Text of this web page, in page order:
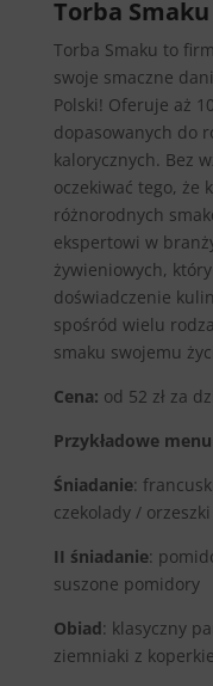
Torba Smaku
Torba Smaku to
swoje smaczne
Polski! Oferuje aż
dopasowanych do
kalorycznych. Bez
oczekiwać tego, że
różnorodnych
ekspertowi w
żywieniowych,
doświadczenie
spośród wielu
smaku swojemu
Cena: od 52 zł za
Przykładowe
Śniadanie:
czekolady /
II śniadanie:
suszone pomidory
Obiad: klasyczny
ziemniaki z